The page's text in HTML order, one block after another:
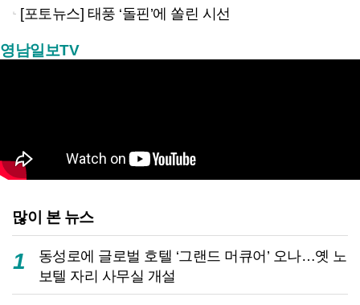
[포토뉴스] 태풍 ‘돌핀’에 쏠린 시선
영남일보TV
많이 본 뉴스
1
동성로에 글로벌 호텔 ‘그랜드 머큐어’ 오나…옛 노
보텔 자리 사무실 개설